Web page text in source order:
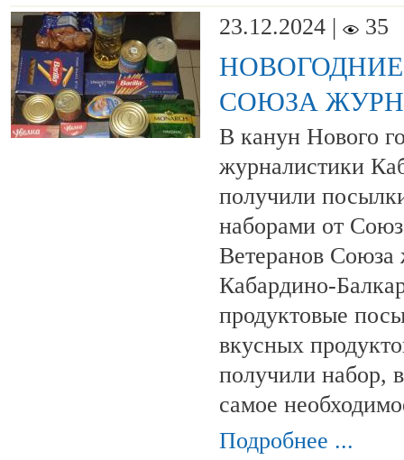
23.12.2024 |
35
СОЮЗА
В канун Нового
журналистики
получили
наборами от
Ветеранов Союза
Кабардино-
продуктовые
вкусных
получили набор,
самое
Подробнее ...